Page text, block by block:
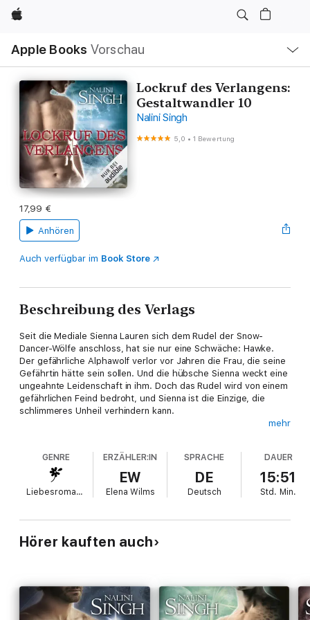
Apple
Apple Books Vorschau
Navigation
Menü
öffnen
Lockruf des Verlangens:
Gestaltwandler 10
Nalini Singh
5,0 •1 Bewertung
17,99 €
Anhören
Auch verfügbar im Book Store
Beschreibung des Verlags
Seit die Mediale Sienna Lauren sich dem Rudel der Snow-
Dancer-Wölfe anschloss, hat sie nur eine Schwäche: Hawke.
Der gefährliche Alphawolf verlor vor Jahren die Frau, die seine
Gefährtin hätte sein sollen. Und die hübsche Sienna weckt eine
ungeahnte Leidenschaft in ihm. Doch das Rudel wird von einem
gefährlichen Feind bedroht, und Sienna ist die Einzige, die
schlimmeres Unheil verhindern kann.
mehr
GENRE
Liebesromane
ERZÄHLER:IN
EW
Elena Wilms
SPRACHE
DE
Deutsch
DAUER
15:51
Std. Min.
Hörer kauften auch